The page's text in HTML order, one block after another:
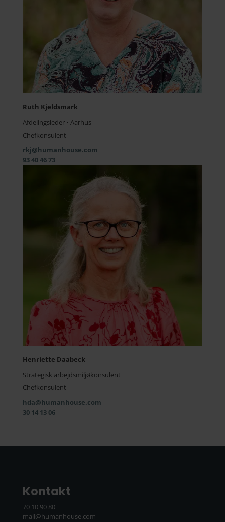
Henriette Daabeck
Strategisk arbejdsmiljøkonsulent
Chefkonsulent
hda@humanhouse.com
30 14 13 06
Ruth Kjeldsmark
Afdelingsleder • Aarhus
Chefkonsulent
rkj@humanhouse.com
93 40 46 73
Kontakt
70 10 90 80
mail@humanhouse.com